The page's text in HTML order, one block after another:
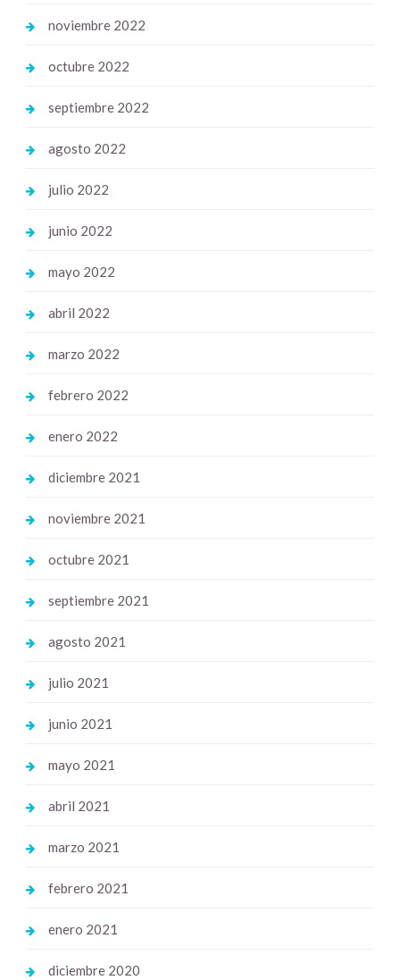
noviembre 2022
octubre 2022
septiembre 2022
agosto 2022
julio 2022
junio 2022
mayo 2022
abril 2022
marzo 2022
febrero 2022
enero 2022
diciembre 2021
noviembre 2021
octubre 2021
septiembre 2021
agosto 2021
julio 2021
junio 2021
mayo 2021
abril 2021
marzo 2021
febrero 2021
enero 2021
diciembre 2020